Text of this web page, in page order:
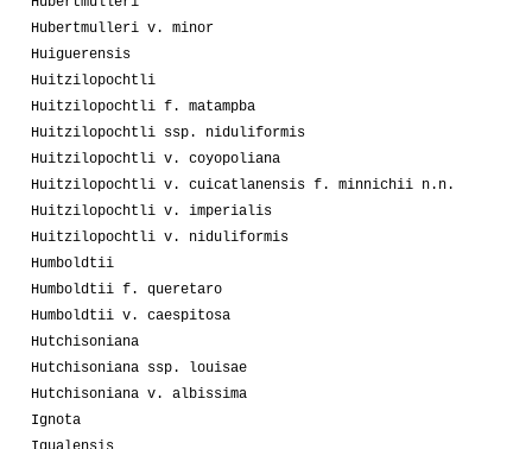
Hubertmulleri v. minor
Huiguerensis
Huitzilopochtli
Huitzilopochtli f. matampba
Huitzilopochtli ssp. niduliformis
Huitzilopochtli v. coyopoliana
Huitzilopochtli v. cuicatlanensis f. minnichii n.n.
Huitzilopochtli v. imperialis
Huitzilopochtli v. niduliformis
Humboldtii
Humboldtii f. queretaro
Humboldtii v. caespitosa
Hutchisoniana
Hutchisoniana ssp. louisae
Hutchisoniana v. albissima
Ignota